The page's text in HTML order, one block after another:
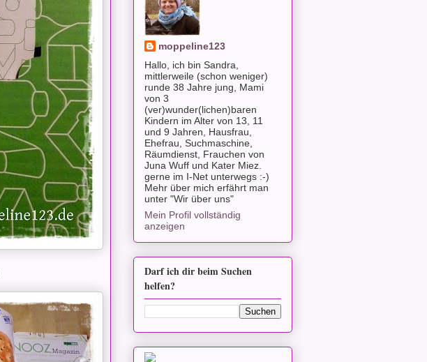
moppeline123
Hallo, ich bin Sandra,
mittlerweile (schon weniger)
runde 38 Jahre jung, Mami
von 3
(ver)wunder(lichen)baren
Kindern im Alter von 13, 11
und 9 Jahren, Hausfrau,
Ehefrau, Suchmaschine,
Räumdienst, Frauchen von
Juna Wuff und Kater Miez.
gerne im I-Net unterwegs :-)
Mehr über mich erfährt man
unter "Wir über uns"
Mein Profil vollständig
anzeigen
Darf ich dir beim Suchen
helfen?